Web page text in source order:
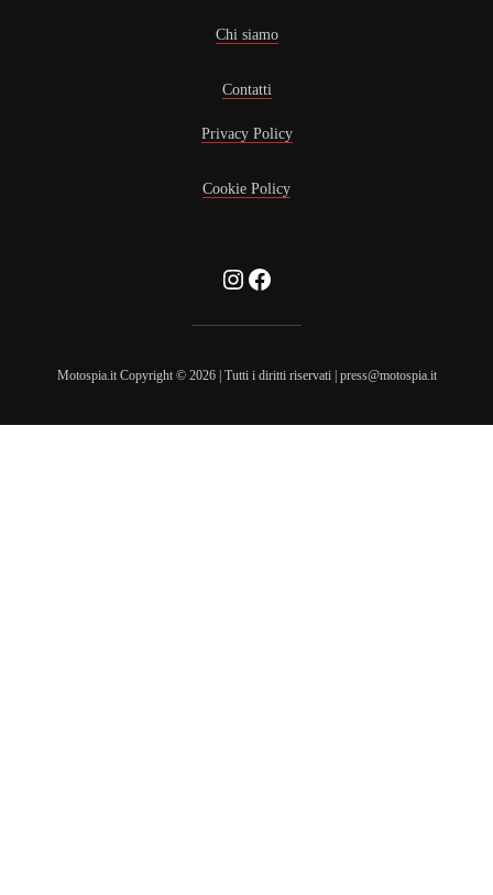
Chi siamo
Contatti
Privacy Policy
Cookie Policy
Instagram
Facebook
Motospia.it Copyright © 2026 | Tutti i diritti riservati | press@motospia.it